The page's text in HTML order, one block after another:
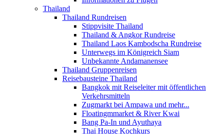
Thailand
Thailand Rundreisen
Stippvisite Thailand
Thailand & Angkor Rundreise
Thailand Laos Kambodscha Rundreise
Unterwegs im Königreich Siam
Unbekannte Andamanensee
Thailand Gruppenreisen
Reisebausteine Thailand
Bangkok mit Reiseleiter mit öffentlichen
Verkehrsmitteln
Zugmarkt bei Ampawa und mehr...
Floatingmmarket & River Kwai
Bang Pa-In und Ayuthaya
Thai House Kochkurs